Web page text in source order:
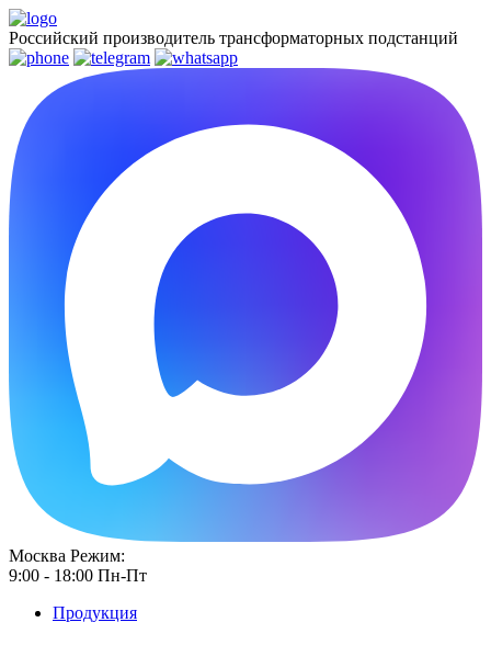
Российский производитель трансформаторных подстанций
Москва Режим:
9:00 - 18:00 Пн-Пт
Продукция